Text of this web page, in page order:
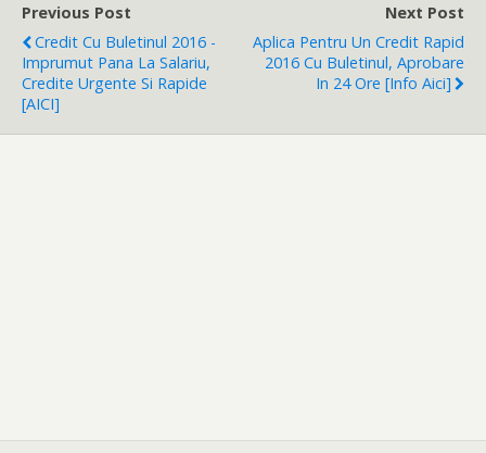
Previous Post
Credit Cu Buletinul 2016 -
Imprumut Pana La Salariu,
Credite Urgente Si Rapide
[AICI]
Next Post
Aplica Pentru Un Credit Rapid
2016 Cu Buletinul, Aprobare
In 24 Ore [Info Aici]